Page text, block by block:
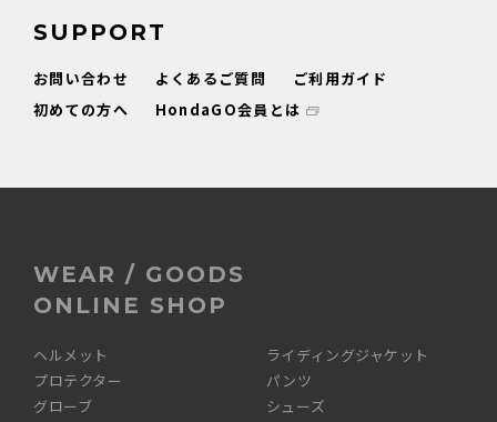
SUPPORT
お問い合わせ よくあるご質問
ご利用ガイド
初めての方へ
HondaGO会員とは
WEAR / GOODS
ONLINE SHOP
ヘルメット
ライディングジャケット
プロテクター
パンツ
グローブ
シューズ